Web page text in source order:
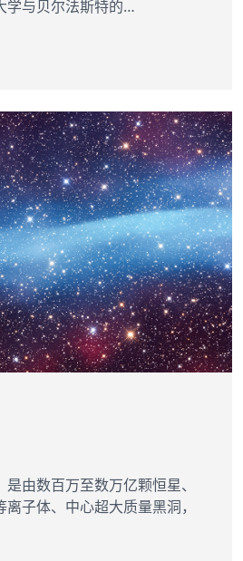
学与贝尔法斯特的…
由数百万至数万亿颗恒星、
子体、中心超大质量黑洞，